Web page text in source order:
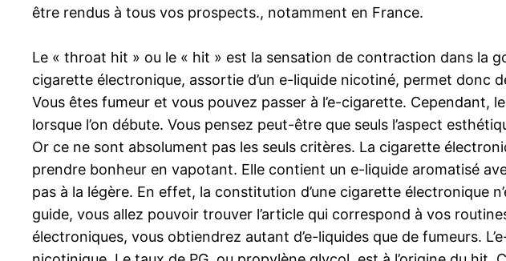
être rendus à tous vos prospects., notamment en France.
Le « throat hit » ou le « hit » est la sensation de contraction dans la
cigarette électronique, assortie d’un e-liquide nicotiné, permet donc
Vous êtes fumeur et vous pouvez passer à l’e-cigarette. Cependant,
lorsque l’on débute. Vous pensez peut-être que seuls l’aspect
Or ce ne sont absolument pas les seuls critères. La cigarette
prendre bonheur en vapotant. Elle contient un e-liquide aromatisé
pas à la légère. En effet, la constitution d’une cigarette électronique
guide, vous allez pouvoir trouver l’article qui correspond à vos
électroniques, vous obtiendrez autant d’e-liquides que de fumeurs.